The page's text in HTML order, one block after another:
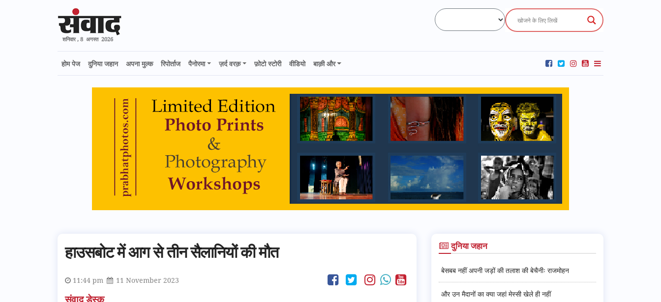
शनिवार , 8 अगस्त 2026
होम पेज दुनिया जहान अपना मुल्क रिपोर्ताज पैनोरमा ज़र्द वरक़ फ़ोटो स्टोरी वीडियो बाक़ी और
हाउसबोट में आग से तीन सैलानियों की मौत
11:44 pm 11 November 2023
संवाद डेस्क
दुनिया जहान
बेसबब नहीं अपनी जड़ों की तलाश की बेचैनीः राजमोहन
और उन मैदानों का क्या जहां मेस्सी खेले ही नहीं